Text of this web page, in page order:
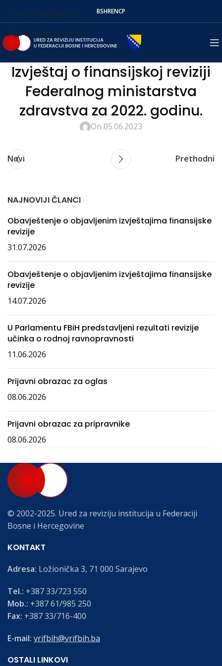
Skip to navigation
Skip to main content
BSHRENСР
Izvještaj o finansijskoj reviziji
Federalnog ministarstva
zdravstva za 2022. godinu.
On 05.06.2023
Novi Prethodni
NAJNOVIJI ČLANCI
Obavještenje o objavljenim izvještajima finansijske
revizije
31.07.2026
Obavještenje o objavljenim izvještajima finansijske
revizije
14.07.2026
U Parlamentu FBiH predstavljeni rezultati revizije
učinka o rodnoj ravnopravnosti
11.06.2026
Prijavni obrazac za oglas
08.06.2026
Prijavni obrazac za pripravnike
08.06.2026
© 2002-2025. Ured za reviziju institucija u Federaciji
Bosne i Hercegovine
KONTAKT
Adresa: Ložionička 3, 71 000 Sarajevo
Tel.: +387 33/723 550
Mob.: +387 61/985 250
Fax: +387 33/716-400
E-mail: vrifbih@vrifbih.ba
OSTALI LINKOVI